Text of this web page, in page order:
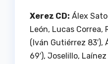
Xerez CD: Álex
León, Lucas Correa,
(Iván Gutiérrez
69′), Joselillo,